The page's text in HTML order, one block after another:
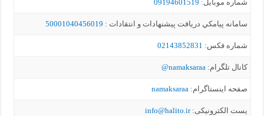
شماره موبايل: 09194601519
سامانه پيامکي دریافت پیشنهادات و انتقادات : 50001040456019
شماره فکس: 02143852831
کانال تلگرام:namaksaraa@
صفحه اینستاگرام:namaksaraa
یست الکترونیکی:info@halito.ir